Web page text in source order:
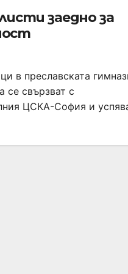
заедно за
в преславската
се свързват с
ЦСКА-София и